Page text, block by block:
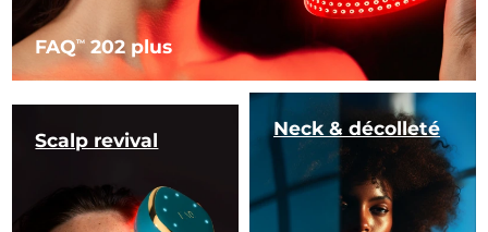
FAQTM 202 plus
Scalp revival
Neck & décolleté